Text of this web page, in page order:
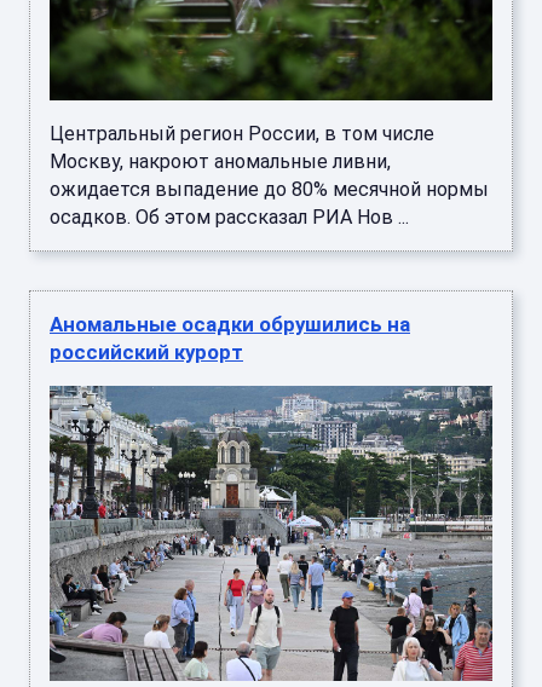
Центральный регион России, в том числе
Москву, накроют аномальные ливни,
ожидается выпадение до 80% месячной нормы
осадков. Об этом рассказал РИА Нов ...
Аномальные осадки обрушились на
российский курорт